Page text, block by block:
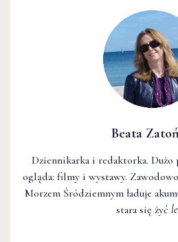
Beata
Dziennikarka i redaktorka. Dużo
ogląda: filmy i wystawy.
Morzem Śródziemnym ładuje
stara się żyć